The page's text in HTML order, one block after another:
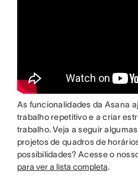
As funcionalidades da Asana
trabalho repetitivo e a criar
trabalho. Veja a seguir
projetos de quadros de
possibilidades? Acesse o
para ver a lista completa.